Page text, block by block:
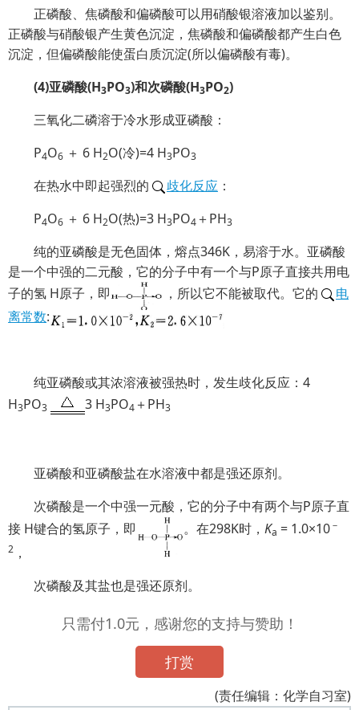
正磷酸、焦磷酸和偏磷酸可以用硝酸银溶液加以鉴别。
正磷酸与硝酸银产生黄色沉淀，焦磷酸和偏磷酸都产生白色
沉淀，但偏磷酸能使蛋白质沉淀(所以偏磷酸有毒)。
(4)亚磷酸(H3PO3)和次磷酸(H3PO2)
三氧化二磷溶于冷水形成亚磷酸：
P4O6 ＋ 6 H2O(冷)=4 H3PO3
在热水中即起强烈的 歧化反应 ：
P4O6 ＋ 6 H2O(热)=3 H3PO4 ＋PH3
纯的亚磷酸是无色固体，熔点346K，易溶于水。亚磷酸
是一个中强的二元酸，它的分子中有一个与P原子直接共用电
子的氢 H原子，即
，所以它不能被取代。它的
电
离常数:
纯亚磷酸或其浓溶液被强热时，发生歧化反应：4
H3PO3 3 H3PO4 ＋PH3
亚磷酸和亚磷酸盐在水溶液中都是强还原剂。
次磷酸是一个中强一元酸，它的分子中有两个与P原子直
接 H键合的氢原子，即
。在298K时， Ka = 1.0×10－
2 ，
次磷酸及其盐也是强还原剂。
只需付1.0元，感谢您的支持与赞助！
打赏
(责任编辑：化学自习室)